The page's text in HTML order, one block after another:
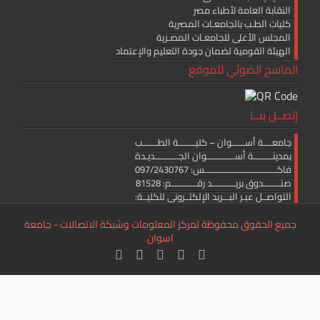
النقابة العامة لأطباء مصر
كليات الطـب بالجامعـات المصرية
المجلس الأعلى للجامعـات المصـرية
الهيئة القومية لضمان جودة التعليم والإعتماد
الماسح الضوئي للموقع
إتصــل بنــا
جامعــــة أســــــوان – كليــــــــة الطـــــــب
بمدينـــــــــة أســـــــــــــوان الجـــــــــــديـدة
فاكــــــــــــــــــــــــــــــــــس: 097/2430767
صنــــــــدوق بريـــــــــــد رقــــــــــــم: 81528
التواصــل عبـر البـــريد الإلكتــرونى للكليــة:
جميع الحقوق محفوظة لمركز المعلومات وشبكة الاتصالات - جامعة
اسوان